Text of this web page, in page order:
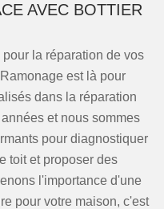
AVEC BOTTIER
la réparation de vos
est là pour
dans la réparation
et nous sommes
pour diagnostiquer
toit et proposer des
l'importance d'une
pour votre maison, c'est